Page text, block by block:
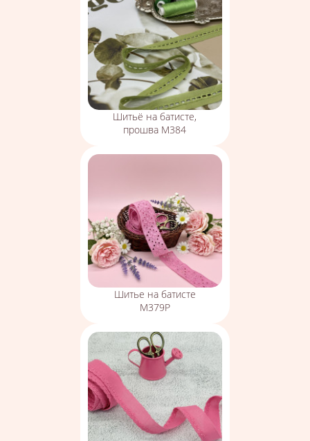
Шитьё на батисте,
прошва М384
Шитье на батисте
М379Р